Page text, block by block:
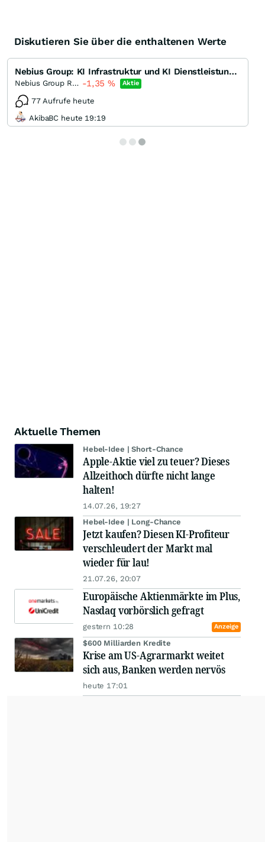
Diskutieren Sie über die enthaltenen Werte
Nebius Group: KI Infrastruktur und KI Dienstleistungen
Nebius Group Registered (A) -1,35% Aktie
77 Aufrufe heute
AkibaBC heute 19:19
Aktuelle Themen
Hebel-Idee | Short-Chance
Apple-Aktie viel zu teuer? Dieses
Allzeithoch dürfte nicht lange
halten!
14.07.26, 19:27
Hebel-Idee | Long-Chance
Jetzt kaufen? Diesen KI-Profiteur
verschleudert der Markt mal
wieder für lau!
21.07.26, 20:07
Europäische Aktienmärkte im Plus,
Nasdaq vorbörslich gefragt
gestern 10:28 Anzeige
$600 Milliarden Kredite
Krise am US-Agrarmarkt weitet
sich aus, Banken werden nervös
heute 17:01